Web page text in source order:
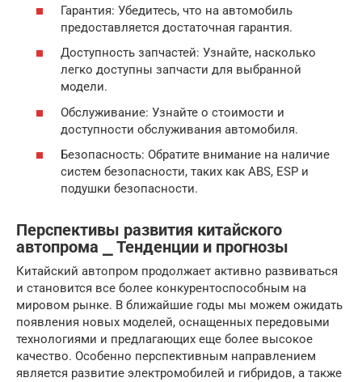
Гарантия: Убедитесь, что на автомобиль
предоставляется достаточная гарантия.
Доступность запчастей: Узнайте, насколько
легко доступны запчасти для выбранной
модели.
Обслуживание: Узнайте о стоимости и
доступности обслуживания автомобиля.
Безопасность: Обратите внимание на наличие
систем безопасности, таких как ABS, ESP и
подушки безопасности.
Перспективы развития китайского
автопрома ⎯ Тенденции и прогнозы
Китайский автопром продолжает активно развиваться
и становится все более конкурентоспособным на
мировом рынке. В ближайшие годы мы можем ожидать
появления новых моделей, оснащенных передовыми
технологиями и предлагающих еще более высокое
качество. Особенно перспективным направлением
является развитие электромобилей и гибридов, а также